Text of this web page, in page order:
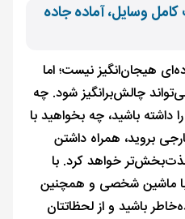
وسایل، آماده جاده
هیجان‌انگیز نیست؛ اما
چالش‌برانگیز شود. چه
باشید، چه بخواهید با
بروید، همراه داشتن
خواهد کرد. با
ماشین شخصی و همچنین
باشید و از لحظاتتان